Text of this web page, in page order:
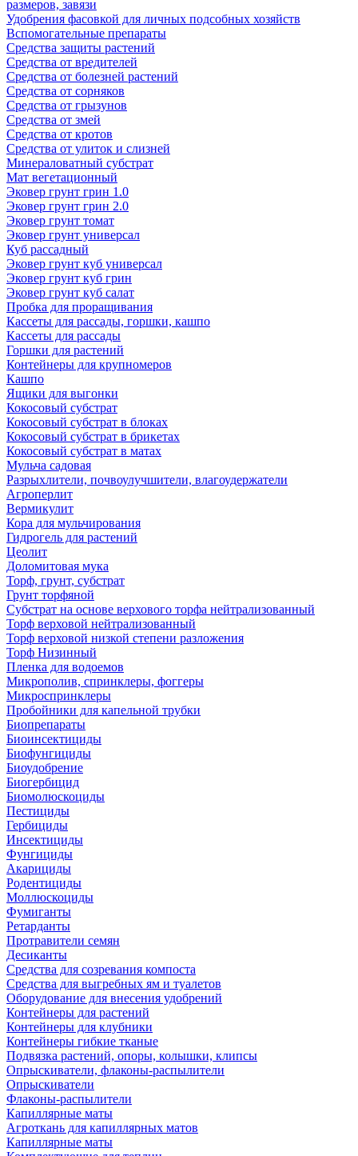
размеров, завязи
Удобрения фасовкой для личных подсобных хозяйств
Вспомогательные препараты
Средства защиты растений
Средства от вредителей
Средства от болезней растений
Средства от сорняков
Средства от грызунов
Средства от змей
Средства от кротов
Средства от улиток и слизней
Минераловатный субстрат
Мат вегетационный
Эковер грунт грин 1.0
Эковер грунт грин 2.0
Эковер грунт томат
Эковер грунт универсал
Куб рассадный
Эковер грунт куб универсал
Эковер грунт куб грин
Эковер грунт куб салат
Пробка для проращивания
Кассеты для рассады, горшки, кашпо
Кассеты для рассады
Горшки для растений
Контейнеры для крупномеров
Кашпо
Ящики для выгонки
Кокосовый субстрат
Кокосовый субстрат в блоках
Кокосовый субстрат в брикетах
Кокосовый субстрат в матах
Мульча садовая
Разрыхлители, почвоулучшители, влагоудержатели
Агроперлит
Вермикулит
Кора для мульчирования
Гидрогель для растений
Цеолит
Доломитовая мука
Торф, грунт, субстрат
Грунт торфяной
Субстрат на основе верхового торфа нейтрализованный
Торф верховой нейтрализованный
Торф верховой низкой степени разложения
Торф Низинный
Пленка для водоемов
Микрополив, спринклеры, фоггеры
Микроспринклеры
Пробойники для капельной трубки
Биопрепараты
Биоинсектициды
Биофунгициды
Биоудобрение
Биогербицид
Биомолюскоциды
Пестициды
Гербициды
Инсектициды
Фунгициды
Акарициды
Родентициды
Моллюскоциды
Фумиганты
Ретарданты
Протравители семян
Десиканты
Средства для созревания компоста
Средства для выгребных ям и туалетов
Оборудование для внесения удобрений
Контейнеры для растений
Контейнеры для клубники
Контейнеры гибкие тканые
Подвязка растений, опоры, колышки, клипсы
Опрыскиватели, флаконы-распылители
Опрыскиватели
Флаконы-распылители
Капиллярные маты
Агроткань для капиллярных матов
Капиллярные маты